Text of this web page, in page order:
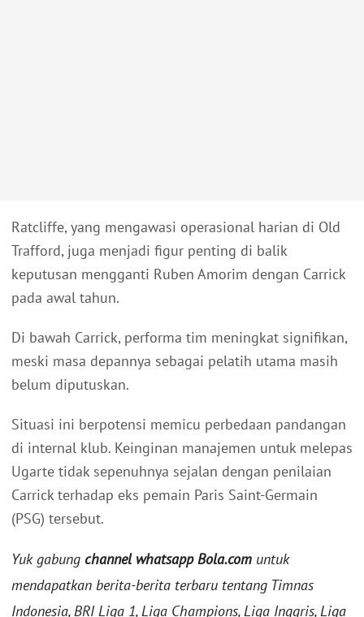
Ratcliffe, yang mengawasi operasional harian di Old
Trafford, juga menjadi figur penting di balik
keputusan mengganti Ruben Amorim dengan Carrick
pada awal tahun.
Di bawah Carrick, performa tim meningkat signifikan,
meski masa depannya sebagai pelatih utama masih
belum diputuskan.
Situasi ini berpotensi memicu perbedaan pandangan
di internal klub. Keinginan manajemen untuk melepas
Ugarte tidak sepenuhnya sejalan dengan penilaian
Carrick terhadap eks pemain Paris Saint-Germain
(PSG) tersebut.
Yuk gabung channel whatsapp Bola.com untuk
mendapatkan berita-berita terbaru tentang Timnas
Indonesia, BRI Liga 1, Liga Champions, Liga Inggris, Liga